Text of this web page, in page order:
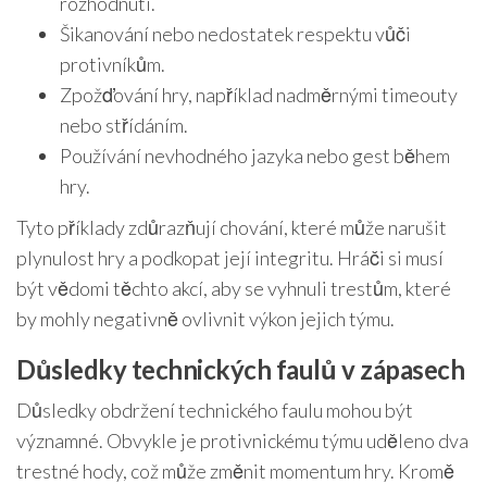
Šikanování nebo nedostatek respektu vůči
protivníkům.
Zpožďování hry, například nadměrnými timeouty
nebo střídáním.
Používání nevhodného jazyka nebo gest během
hry.
Tyto příklady zdůrazňují chování, které může narušit
plynulost hry a podkopat její integritu. Hráči si musí
být vědomi těchto akcí, aby se vyhnuli trestům, které
by mohly negativně ovlivnit výkon jejich týmu.
Důsledky technických faulů v zápasech
Důsledky obdržení technického faulu mohou být
významné. Obvykle je protivnickému týmu uděleno dva
trestné hody, což může změnit momentum hry. Kromě